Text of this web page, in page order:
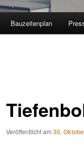
Bauzeitenplan
Veröffentlicht am 30.